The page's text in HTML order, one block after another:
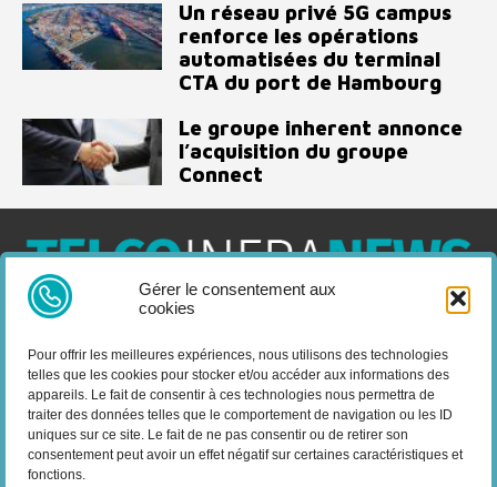
Gérer le consentement aux
cookies
Pour offrir les meilleures expériences, nous utilisons des technologies
telles que les cookies pour stocker et/ou accéder aux informations des
appareils. Le fait de consentir à ces technologies nous permettra de
traiter des données telles que le comportement de navigation ou les ID
uniques sur ce site. Le fait de ne pas consentir ou de retirer son
consentement peut avoir un effet négatif sur certaines caractéristiques et
fonctions.
Un réseau privé 5G campus
renforce les opérations
automatisées du terminal
CTA du port de Hambourg
Le groupe inherent annonce
l’acquisition du groupe
Connect
Telco Infra News est un média dédié aux acteurs des télécoms
services, des news, des déploiements, des évènements, des
livres blancs et les nominations du secteur. Retrouvez toutes les
informations sur les innovations en domaine des
télécommunications.
Vous cherchez quelque chose ?